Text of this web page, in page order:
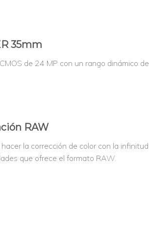
35mm
de 24 MP con un rango dinámico
RAW
la corrección de color con la
que ofrece el formato RAW.